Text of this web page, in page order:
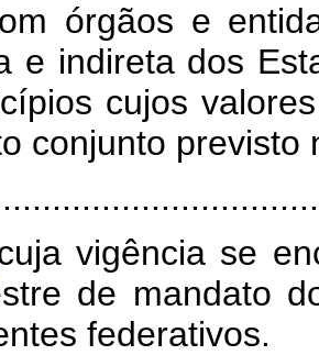
órgãos e
e indireta dos
cujos
conjunto previsto
vigência se
de mandato
federativos.